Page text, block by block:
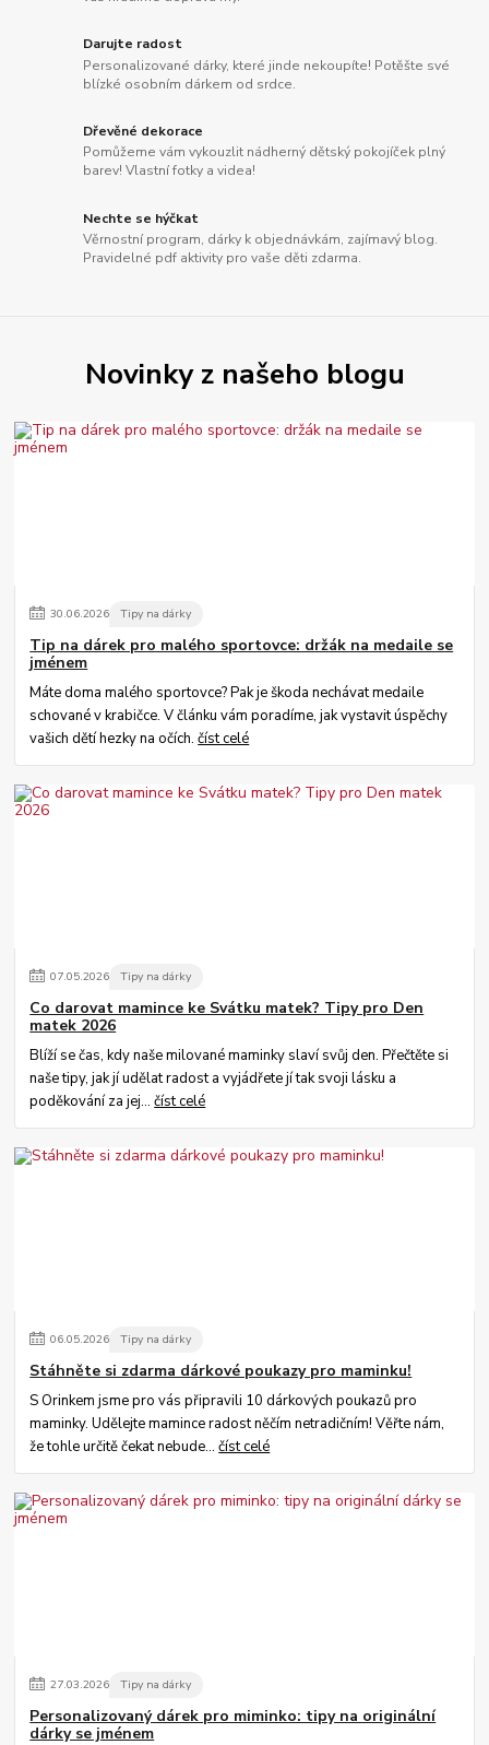
Darujte radost
Personalizované dárky, které jinde nekoupíte! Potěšte své
blízké osobním dárkem od srdce.
Dřevěné dekorace
Pomůžeme vám vykouzlit nádherný dětský pokojíček plný
barev! Vlastní fotky a videa!
Nechte se hýčkat
Věrnostní program, dárky k objednávkám, zajímavý blog.
Pravidelné pdf aktivity pro vaše děti zdarma.
Novinky z našeho blogu
30.06.2026 Tipy na dárky
Tip na dárek pro malého sportovce: držák na medaile se
jménem
Máte doma malého sportovce? Pak je škoda nechávat medaile
schované v krabičce. V článku vám poradíme, jak vystavit úspěchy
vašich dětí hezky na očích.číst celé
07.05.2026 Tipy na dárky
Co darovat mamince ke Svátku matek? Tipy pro Den
matek 2026
Blíží se čas, kdy naše milované maminky slaví svůj den. Přečtěte si
naše tipy, jak jí udělat radost a vyjádřete jí tak svoji lásku a
poděkování za jej...číst celé
06.05.2026 Tipy na dárky
Stáhněte si zdarma dárkové poukazy pro maminku!
S Orinkem jsme pro vás připravili 10 dárkových poukazů pro
maminky. Udělejte mamince radost něčím netradičním! Věřte nám,
že tohle určitě čekat nebude...číst celé
27.03.2026 Tipy na dárky
Personalizovaný dárek pro miminko: tipy na originální
dárky se jménem